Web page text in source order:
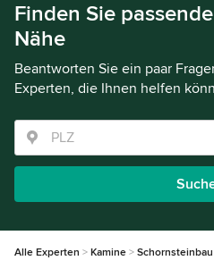
Finden Sie
Nähe
Beantworten Sie ein paar
Experten, die Ihnen helfen
Alle Experten Kamine Schornsteinbau